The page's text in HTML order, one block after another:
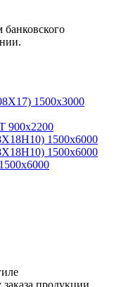
1500х3000
900х2200
1500х6000
1500х6000